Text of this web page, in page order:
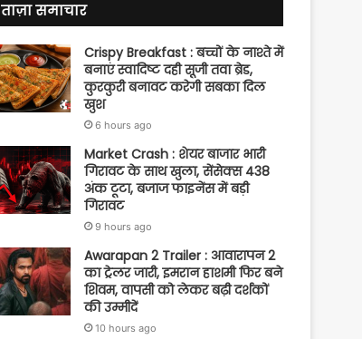
ताज़ा समाचार
Crispy Breakfast : बच्चों के नाश्ते में
बनाएं स्वादिष्ट दही सूजी तवा ब्रेड,
कुरकुरी बनावट करेगी सबका दिल
खुश
6 hours ago
Market Crash : शेयर बाजार भारी
गिरावट के साथ खुला, सेंसेक्स 438
अंक टूटा, बजाज फाइनेंस में बड़ी
गिरावट
9 hours ago
Awarapan 2 Trailer : आवारापन 2
का ट्रेलर जारी, इमरान हाशमी फिर बने
शिवम, वापसी को लेकर बढ़ी दर्शकों
की उम्मीदें
10 hours ago